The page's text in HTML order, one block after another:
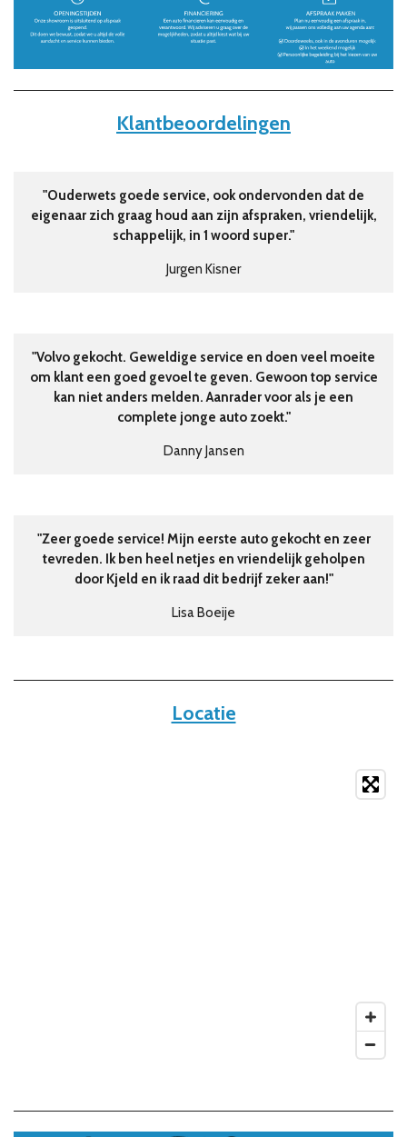
Klantbeoordelingen
"Ouderwets goede service, ook ondervonden dat de
eigenaar zich graag houd aan zijn afspraken, vriendelijk,
schappelijk, in 1 woord super."
Jurgen Kisner
"Volvo gekocht. Geweldige service en doen veel moeite
om klant een goed gevoel te geven. Gewoon top service
kan niet anders melden. Aanrader voor als je een
complete jonge auto zoekt."
Danny Jansen
"Zeer goede service! Mijn eerste auto gekocht en zeer
tevreden. Ik ben heel netjes en vriendelijk geholpen
door Kjeld en ik raad dit bedrijf zeker aan!"
Lisa Boeije
Locatie